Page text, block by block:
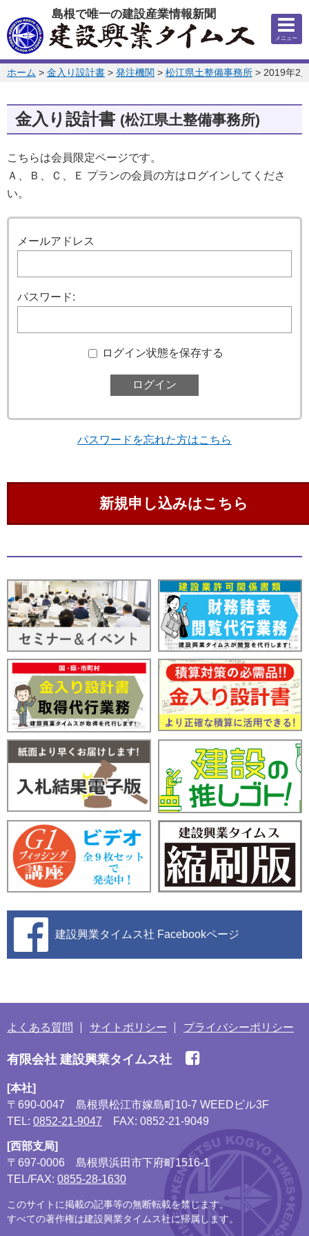
このページの本文へ
島根で唯一の建設産業情報新聞
メニュー
このページの位置:
ホーム > 金入り設計書 > 発注機関 > 松江県土整備事務所 > 2019年2
金入り設計書 (松江県土整備事務所)
こちらは会員限定ページです。
Ａ、Ｂ、Ｃ、Ｅ プランの会員の方はログインしてくださ
い。
メールアドレス
パスワード:
ログイン状態を保存する
パスワードを忘れた方はこちら
新規申し込みはこちら
建設興業タイムス社 Facebookページ
よくある質問 サイトポリシー プライバシーポリシー
有限会社 建設興業タイムス社
[本社]
〒690-0047
島根県松江市嫁島町10-7 WEEDビル3F
TEL: 0852-21-9047 FAX: 0852-21-9049
[西部支局]
〒697-0006
島根県浜田市下府町1516-1
TEL/FAX: 0855-28-1630
このサイトに掲載の記事等の無断転載を禁じます。
すべての著作権は建設興業タイムス社に帰属します。